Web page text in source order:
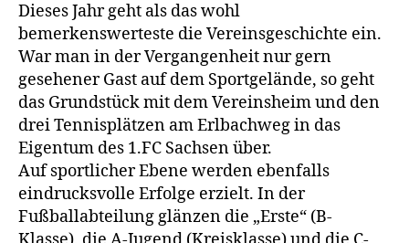
Dieses Jahr geht als das wohl
bemerkenswerteste die Vereinsgeschichte ein.
War man in der Vergangenheit nur gern
gesehener Gast auf dem Sportgelände, so geht
das Grundstück mit dem Vereinsheim und den
drei Tennisplätzen am Erlbachweg in das
Eigentum des 1.FC Sachsen über.
Auf sportlicher Ebene werden ebenfalls
eindrucksvolle Erfolge erzielt. In der
Fußballabteilung glänzen die „Erste“ (B-